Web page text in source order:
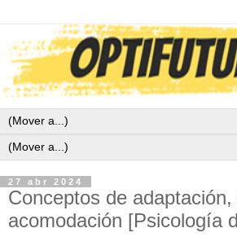
27 abr 2024
Conceptos de
acomodación [Psicología